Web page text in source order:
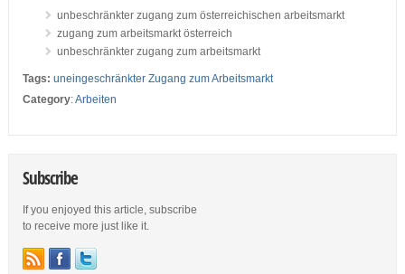
unbeschränkter zugang zum österreichischen arbeitsmarkt
zugang zum arbeitsmarkt österreich
unbeschränkter zugang zum arbeitsmarkt
Tags: uneingeschränkter Zugang zum Arbeitsmarkt
Category:Arbeiten
Subscribe
If you enjoyed this article, subscribe
to receive more just like it.